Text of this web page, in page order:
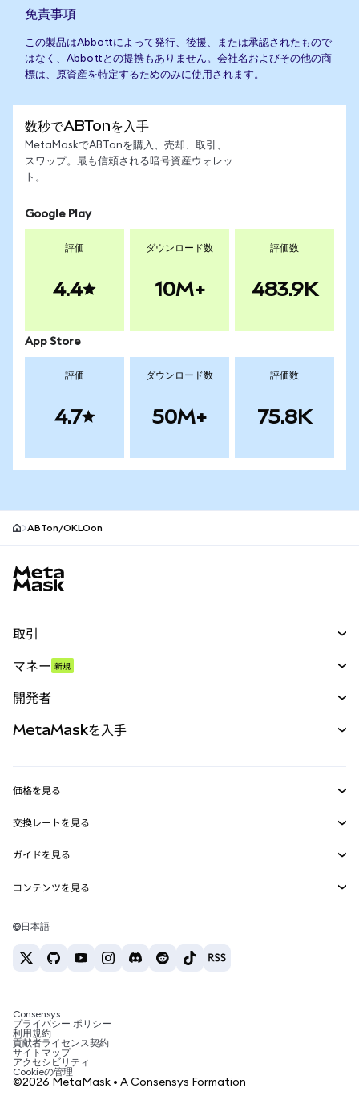
免責事項
この製品はAbbottによって発行、後援、または承認されたもので
はなく、Abbottとの提携もありません。会社名およびその他の商
標は、原資産を特定するためのみに使用されます。
数秒でABTonを入手
MetaMaskでABTonを購入、売却、取引、
スワップ。最も信頼される暗号資産ウォレッ
ト。
Google Play
評価
4.4
ダウンロード数
10M+
評価数
483.9K
App Store
評価
4.7
ダウンロード数
50M+
評価数
75.8K
ABTon/OKLOon
取引
パーペチュアル
RWA
マネー 新規
開発者
MetaMask Connect
Snaps
Web3サービス
MetaMaskを入手
セキュリティ
サポート
キャリア
お問い合わせ
価格を見る
イーサリアムの価格
Solanaの価格
Tetherの価格
交換レートを見る
ETH→USD
USDT→INR
BTC→INR
ETH→USDT
ガイドを見る
ETHの購入
USDTの購入
SHIBの購入
BNBの購入
コンテンツを見る
Solanaウォレット
税制関連ニュース
暗号資産の購入方法は？
ビットコインを売るには？
日本語
Consensys
プライバシー ポリシー
利用規約
貢献者ライセンス契約
サイトマップ
アクセシビリティ
Cookieの管理
©2026 MetaMask • A Consensys Formation